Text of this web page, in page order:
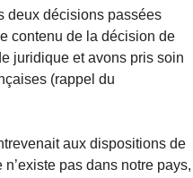
deux décisions passées
contenu de la décision de
juridique et avons pris soin
(rappel du
aux dispositions de
pas dans notre pays,